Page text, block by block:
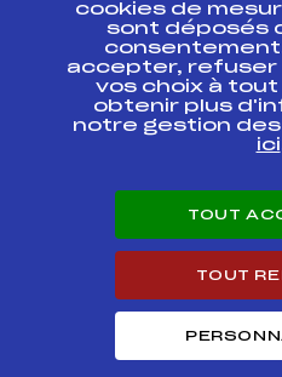
Projet de
Antidopage
Pôle Développement,
Scientifique
Listes ministérielles
Pôle vie de l’athlète
Enseignement
Carrières
cookies de
sont déposés
accepter, refuser
vos choix à
obtenir plus
notre gestion
ici
TOUT
TOUT